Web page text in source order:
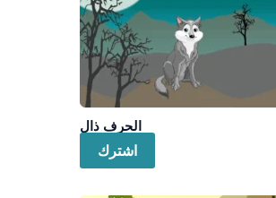
الحرف ذال
اشترك